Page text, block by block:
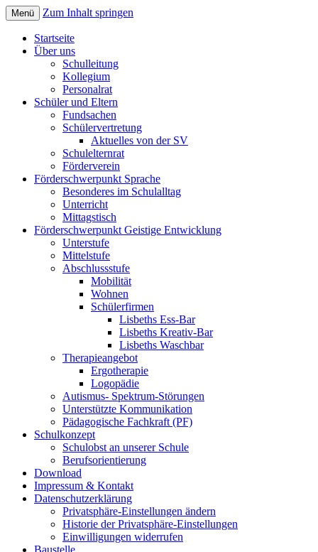
Elisabethschule Friesoythe
Förderschule Lernen, Sprache und
Geistige Entwicklung
Menü Zum Inhalt springen
Startseite
Über uns
Schulleitung
Kollegium
Personalrat
Schüler und Eltern
Fundsachen
Schülervertretung
Aktuelles von der SV
Schulelternrat
Förderverein
Förderschwerpunkt Sprache
Besonderes im Schulalltag
Unterricht
Mittagstisch
Förderschwerpunkt Geistige Entwicklung
Unterstufe
Mittelstufe
Abschlussstufe
Mobilität
Wohnen
Schülerfirmen
Lisbeths Ess-Bar
Lisbeths Kreativ-Bar
Lisbeths Waschbar
Therapieangebot
Ergotherapie
Logopädie
Autismus- Spektrum-Störungen
Unterstützte Kommunikation
Pädagogische Fachkraft (PF)
Schulkonzept
Schulobst an unserer Schule
Berufsorientierung
Download
Impressum & Kontakt
Datenschutzerklärung
Privatsphäre-Einstellungen ändern
Historie der Privatsphäre-Einstellungen
Einwilligungen widerrufen
Baustelle